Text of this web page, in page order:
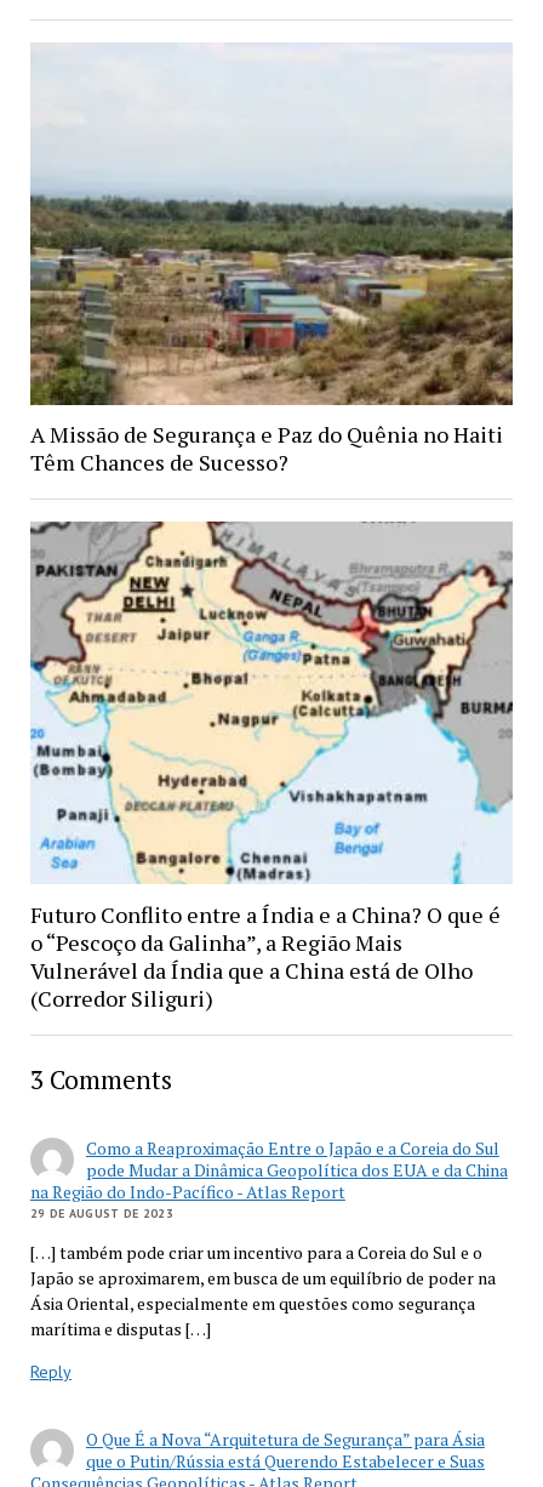
A Missão de Segurança e Paz do Quênia no Haiti
Têm Chances de Sucesso?
Futuro Conflito entre a Índia e a China? O que é
o “Pescoço da Galinha”, a Região Mais
Vulnerável da Índia que a China está de Olho
(Corredor Siliguri)
3 Comments
Como a Reaproximação Entre o Japão e a Coreia do Sul
pode Mudar a Dinâmica Geopolítica dos EUA e da China
na Região do Indo-Pacífico - Atlas Report
29 DE AUGUST DE 2023
[…] também pode criar um incentivo para a Coreia do Sul e o
Japão se aproximarem, em busca de um equilíbrio de poder na
Ásia Oriental, especialmente em questões como segurança
marítima e disputas […]
Reply
O Que É a Nova “Arquitetura de Segurança” para Ásia
que o Putin/Rússia está Querendo Estabelecer e Suas
Consequências Geopolíticas - Atlas Report